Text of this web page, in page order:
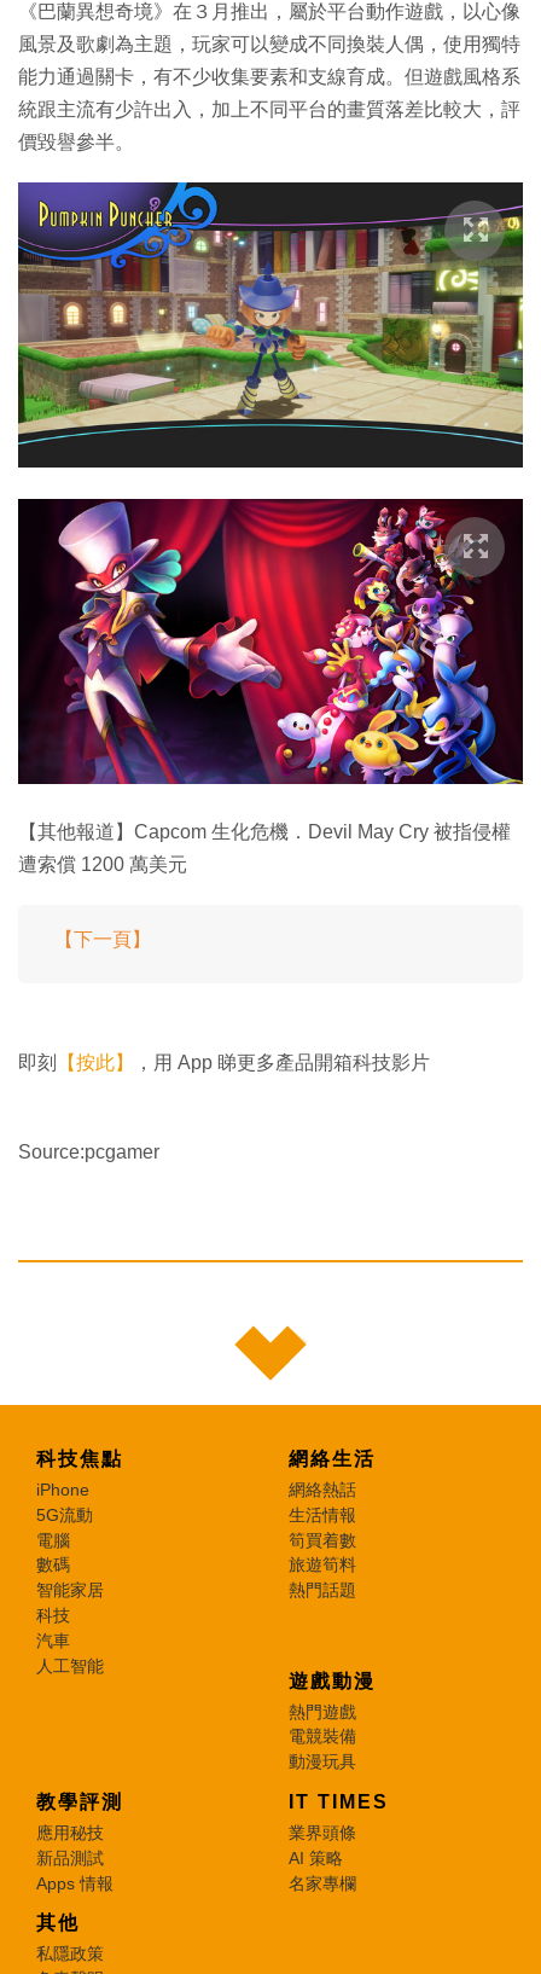
《巴蘭異想奇境》在３月推出，屬於平台動作遊戲，以心像
風景及歌劇為主題，玩家可以變成不同換裝人偶，使用獨特
能力通過關卡，有不少收集要素和支線育成。但遊戲風格系
統跟主流有少許出入，加上不同平台的畫質落差比較大，評
價毀譽參半。
【其他報道】Capcom 生化危機．Devil May Cry 被指侵權
遭索償 1200 萬美元
【下一頁】
即刻 【按此】 ，用 App 睇更多產品開箱科技影片
Source:pcgamer
科技焦點
iPhone
5G流動
電腦
數碼
智能家居
科技
汽車
人工智能
網絡生活
網絡熱話
生活情報
筍買着數
旅遊筍料
熱門話題
遊戲動漫
熱門遊戲
電競裝備
動漫玩具
教學評測
應用秘技
新品測試
Apps 情報
IT TIMES
業界頭條
AI 策略
名家專欄
其他
私隱政策